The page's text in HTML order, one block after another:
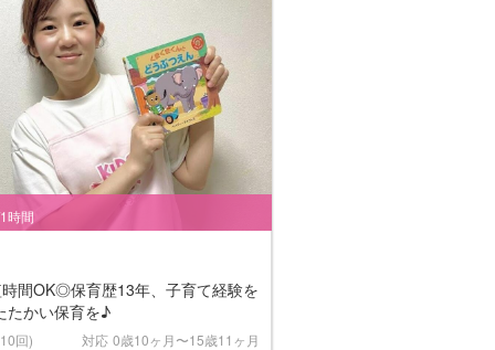
時間
間OK◎保育歴13年、子育て経験を
たかい保育を♪
回) 対応 0歳10ヶ月〜15歳11ヶ月